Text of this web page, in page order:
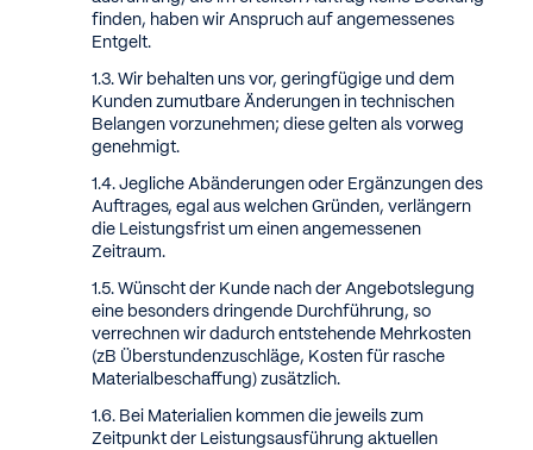
finden, haben wir Anspruch auf angemessenes
Entgelt.
Wir behalten uns vor, geringfügige und dem
Kunden zumutbare Änderungen in technischen
Belangen vorzunehmen; diese gelten als vorweg
genehmigt.
Jegliche Abänderungen oder Ergänzungen des
Auftrages, egal aus welchen Gründen, verlängern
die Leistungsfrist um einen angemessenen
Zeitraum.
Wünscht der Kunde nach der Angebotslegung
eine besonders dringende Durchführung, so
verrechnen wir dadurch entstehende Mehrkosten
(zB Überstundenzuschläge, Kosten für rasche
Materialbeschaffung) zusätzlich.
Bei Materialien kommen die jeweils zum
Zeitpunkt der Leistungsausführung aktuellen